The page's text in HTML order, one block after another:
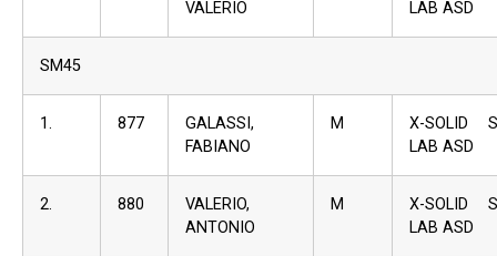
VALERIO LAB ASD
SM45
1. 877
GALASSI,
FABIANO
M
X-SOLID
LAB ASD
2. 880
VALERIO,
ANTONIO
M
X-SOLID
LAB ASD